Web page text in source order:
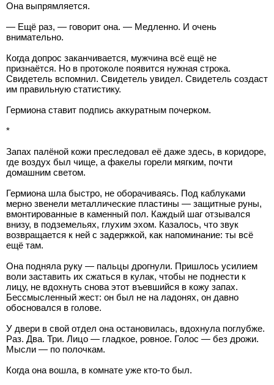
Она выпрямляется.
— Ещё раз, — говорит она. — Медленно. И очень
внимательно.
Когда допрос заканчивается, мужчина всё ещё не
признаётся. Но в протоколе появится нужная строка.
Свидетель вспомнил. Свидетель увидел. Свидетель создаст
им правильную статистику.
Гермиона ставит подпись аккуратным почерком.
*
Запах палёной кожи преследовал её даже здесь, в коридоре,
где воздух был чище, а факелы горели мягким, почти
домашним светом.
Гермиона шла быстро, не оборачиваясь. Под каблуками
мерно звенели металлические пластины — защитные руны,
вмонтированные в каменный пол. Каждый шаг отзывался
внизу, в подземельях, глухим эхом. Казалось, что звук
возвращается к ней с задержкой, как напоминание: ты всё
ещё там.
Она подняла руку — пальцы дрогнули. Пришлось усилием
воли заставить их сжаться в кулак, чтобы не поднести к
лицу, не вдохнуть снова этот въевшийся в кожу запах.
Бессмысленный жест: он был не на ладонях, он давно
обосновался в голове.
У двери в свой отдел она остановилась, вдохнула поглубже.
Раз. Два. Три. Лицо — гладкое, ровное. Голос — без дрожи.
Мысли — по полочкам.
Когда она вошла, в комнате уже кто-то был.